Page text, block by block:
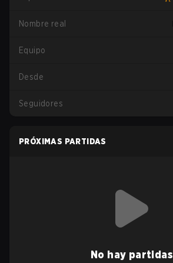
Nombre real
Equipo
Desde
Seguidores
PRÓXIMAS PARTIDAS
No hay partidas